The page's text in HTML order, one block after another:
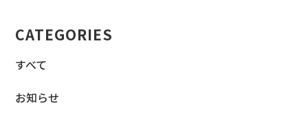
CATEGORIES
すべて
お知らせ